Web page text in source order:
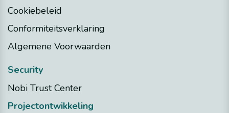
Cookiebeleid
Conformiteitsverklaring
Algemene Voorwaarden
Security
Nobi Trust Center
Projectontwikkeling